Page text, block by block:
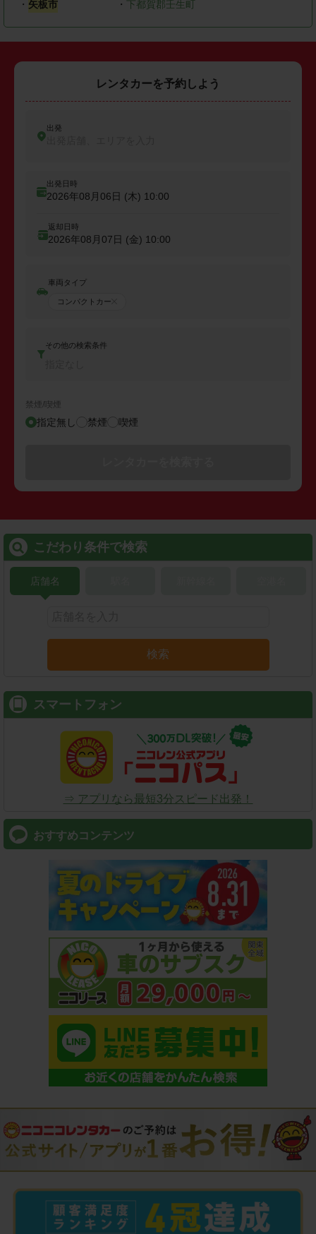
・ 矢板市 ・ 下都賀郡壬生町
レンタカーを予約しよう
出発
出発日時
2026年08月06日 (木) 10:00
返却日時
2026年08月07日 (金) 10:00
車両タイプ
コンパクトカー
その他の検索条件
禁煙/喫煙
指定無し 禁煙 喫煙
こだわり条件で検索
店舗名
検索
スマートフォン
⇒ アプリなら最短3分スピード出発！
おすすめコンテンツ